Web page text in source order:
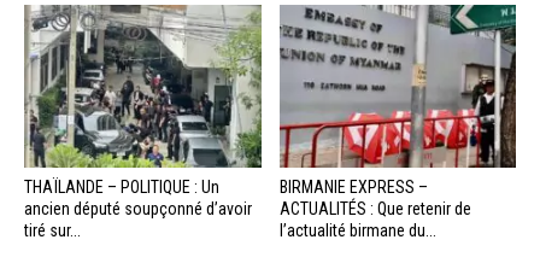
THAÏLANDE – POLITIQUE : Un
ancien député soupçonné d’avoir
tiré sur...
BIRMANIE EXPRESS –
ACTUALITÉS : Que retenir de
l’actualité birmane du...